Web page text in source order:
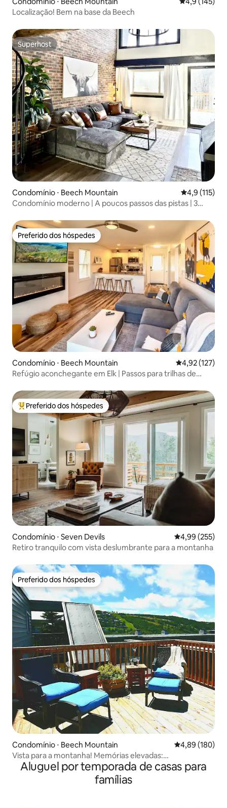
Localização! Bem na base da Beech
Superhost
Superhost
Condomínio ⋅ Beech Mountain 4,9 de uma
4,9 (115)
Condomínio moderno | A poucos passos das pistas | 3
Preferido dos hóspedes
Preferido dos hóspedes
Condomínio ⋅ Beech Mountain 4,92 de uma
4,92 (127)
Refúgio aconchegante em Elk | Passos para trilhas de
Entre os melhores preferidos dos hóspedes
Preferido dos hóspedes
Condomínio ⋅ Seven Devils 4,99 de uma
4,99 (255)
Retiro tranquilo com vista deslumbrante para a montanha
Preferido dos hóspedes
Preferido dos hóspedes
Condomínio ⋅ Beech Mountain 4,89 de uma
4,89 (180)
Vista para a montanha! Memórias elevadas:
deck/piscina/banheira de hidromassagem/caminhada
Aluguel por temporada de casas para
famílias